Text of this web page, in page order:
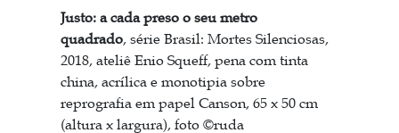
Justo: a cada preso o seu metro
quadrado, série Brasil: Mortes Silenciosas,
2018, ateliê Enio Squeff, pena com tinta
china, acrílica e monotipia sobre
reprografia em papel Canson, 65 x 50 cm
(altura x largura), foto ©ruda